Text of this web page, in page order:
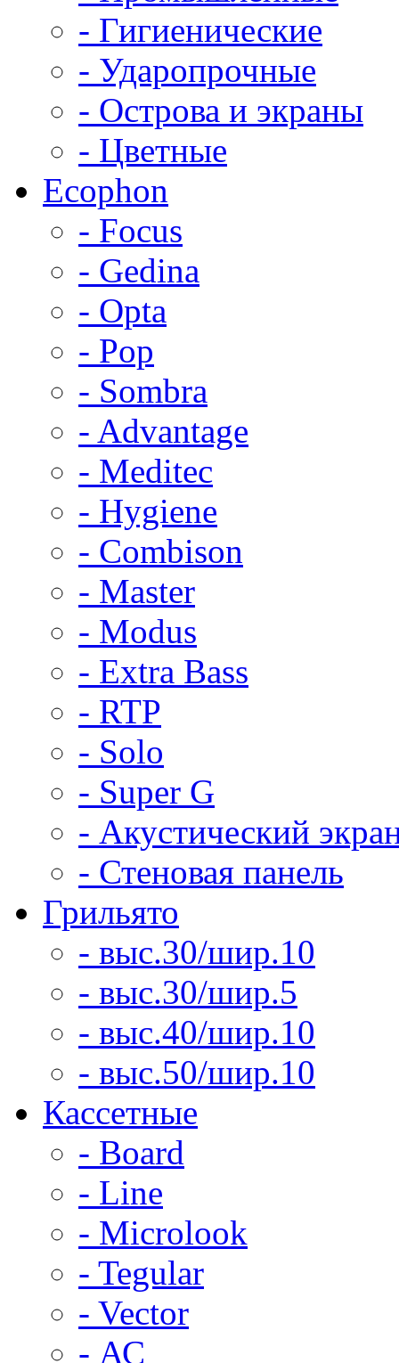
- Гигиенические
- Ударопрочные
- Острова и экраны
- Цветные
Ecophon
- Focus
- Gedina
- Opta
- Pop
- Sombra
- Advantage
- Meditec
- Hygiene
- Combison
- Master
- Modus
- Extra Bass
- RTP
- Solo
- Super G
- Акустический
- Стеновая панель
Грильято
- выс.30/шир.10
- выс.30/шир.5
- выс.40/шир.10
- выс.50/шир.10
Кассетные
- Board
- Line
- Microlook
- Tegular
- Vector
- АС